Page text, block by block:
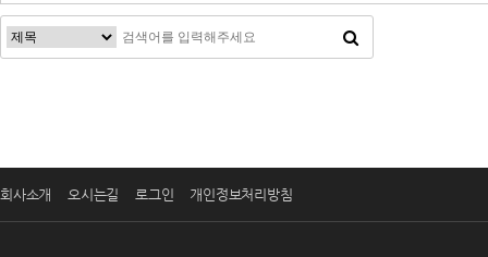
회사소개 오시는길 로그인 개인정보처리방침